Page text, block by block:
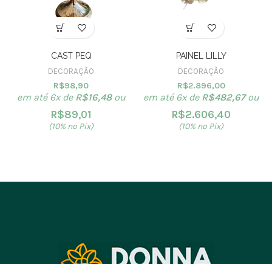
CAST PEQ
DECORAÇÃO
R$98,90
em até 6x de R$16,48ou
R$89,01
(10% no Pix)
PAINEL LILLY
DECORAÇÃO
R$2.896,00
em até 6x de R$482,67ou
R$2.606,40
(10% no Pix)